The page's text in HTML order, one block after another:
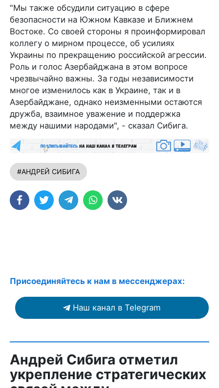
"Мы также обсудили ситуацию в сфере
безопасности на Южном Кавказе и Ближнем
Востоке. Со своей стороны я проинформировал
коллегу о мирном процессе, об усилиях
Украины по прекращению российской агрессии.
Роль и голос Азербайджана в этом вопросе
чрезвычайно важны. За годы независимости
многое изменилось как в Украине, так и в
Азербайджане, однако неизменными остаются
дружба, взаимное уважение и поддержка
между нашими народами", - сказал Сибига.
#АНДРЕЙ СИБИГА
Присоединяйтесь к нам в мессенджерах:
Наш канал в Telegram
Андрей Сибига отметил
укрепление стратегических